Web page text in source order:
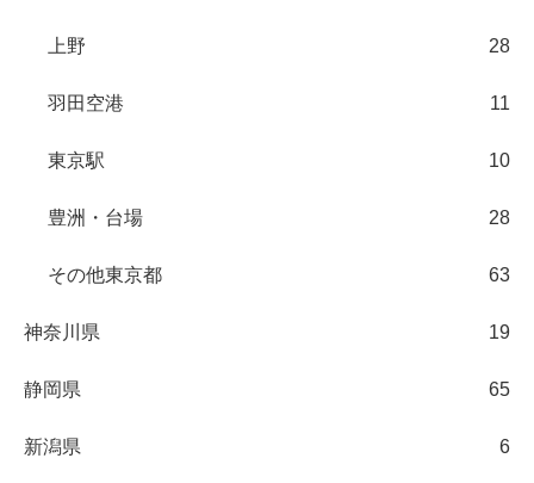
上野 28
羽田空港 11
東京駅 10
豊洲・台場 28
その他東京都 63
神奈川県 19
静岡県 65
新潟県 6